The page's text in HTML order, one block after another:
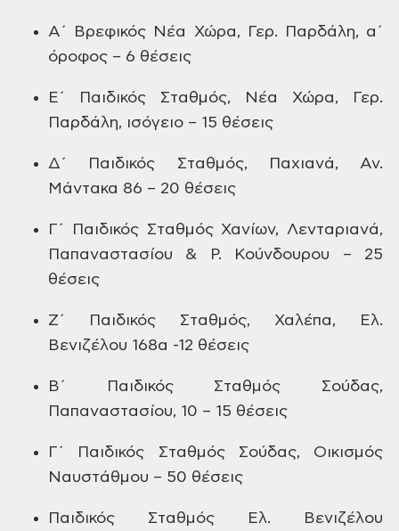
Α΄ Βρεφικός Νέα Χώρα, Γερ. Παρδάλη, α΄
όροφος – 6 θέσεις
Ε΄ Παιδικός Σταθμός, Νέα Χώρα, Γερ.
Παρδάλη, ισόγειο – 15 θέσεις
Δ΄ Παιδικός Σταθμός, Παχιανά, Αν.
Μάντακα 86 – 20 θέσεις
Γ΄ Παιδικός Σταθμός Χανίων, Λενταριανά,
Παπαναστασίου & Ρ. Κούνδουρου – 25
θέσεις
Ζ΄ Παιδικός Σταθμός, Χαλέπα, Ελ.
Βενιζέλου 168α -12 θέσεις
Β΄ Παιδικός Σταθμός Σούδας,
Παπαναστασίου, 10 – 15 θέσεις
Γ΄ Παιδικός Σταθμός Σούδας, Οικισμός
Ναυστάθμου – 50 θέσεις
Παιδικός Σταθμός Ελ. Βενιζέλου